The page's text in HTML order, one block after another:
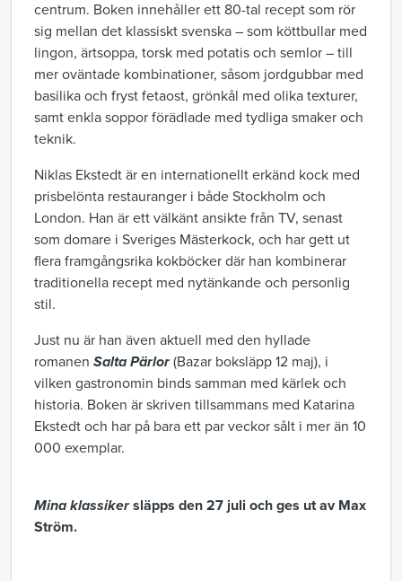
centrum. Boken innehåller ett 80-tal recept som rör
sig mellan det klassiskt svenska – som köttbullar med
lingon, ärtsoppa, torsk med potatis och semlor – till
mer oväntade kombinationer, såsom jordgubbar med
basilika och fryst fetaost, grönkål med olika texturer,
samt enkla soppor förädlade med tydliga smaker och
teknik.
Niklas Ekstedt är en internationellt erkänd kock med
prisbelönta restauranger i både Stockholm och
London. Han är ett välkänt ansikte från TV, senast
som domare i Sveriges Mästerkock, och har gett ut
flera framgångsrika kokböcker där han kombinerar
traditionella recept med nytänkande och personlig
stil.
Just nu är han även aktuell med den hyllade
romanen Salta Pärlor(Bazar boksläpp 12 maj), i
vilken gastronomin binds samman med kärlek och
historia. Boken är skriven tillsammans med Katarina
Ekstedt och har på bara ett par veckor sålt i mer än 10
000 exemplar.
Mina klassikersläpps den 27 juli och ges ut av Max
Ström.